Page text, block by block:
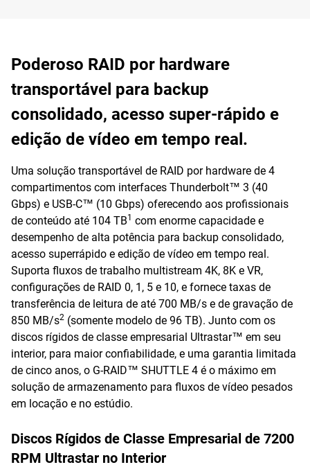
Poderoso RAID por hardware
transportável para backup
consolidado, acesso super-rápido e
edição de vídeo em tempo real.
Uma solução transportável de RAID por hardware de 4
compartimentos com interfaces Thunderbolt™ 3 (40
Gbps) e USB-C™ (10 Gbps) oferecendo aos profissionais
de conteúdo até 104 TB1 com enorme capacidade e
desempenho de alta potência para backup consolidado,
acesso superrápido e edição de vídeo em tempo real.
Suporta fluxos de trabalho multistream 4K, 8K e VR,
configurações de RAID 0, 1, 5 e 10, e fornece taxas de
transferência de leitura de até 700 MB/s e de gravação de
850 MB/s2 (somente modelo de 96 TB). Junto com os
discos rígidos de classe empresarial Ultrastar™ em seu
interior, para maior confiabilidade, e uma garantia limitada
de cinco anos, o G-RAID™ SHUTTLE 4 é o máximo em
solução de armazenamento para fluxos de vídeo pesados
em locação e no estúdio.
Discos Rígidos de Classe Empresarial de 7200
RPM Ultrastar no Interior